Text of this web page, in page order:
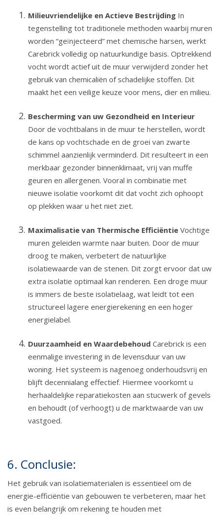
Milieuvriendelijke en Actieve Bestrijding In
tegenstelling tot traditionele methoden waarbij muren
worden “geïnjecteerd” met chemische harsen, werkt
Carebrick volledig op natuurkundige basis. Optrekkend
vocht wordt actief uit de muur verwijderd zonder het
gebruik van chemicaliën of schadelijke stoffen. Dit
maakt het een veilige keuze voor mens, dier en milieu.
Bescherming van uw Gezondheid en Interieur
Door de vochtbalans in de muur te herstellen, wordt
de kans op vochtschade en de groei van zwarte
schimmel aanzienlijk verminderd. Dit resulteert in een
merkbaar gezonder binnenklimaat, vrij van muffe
geuren en allergenen. Vooral in combinatie met
nieuwe isolatie voorkomt dit dat vocht zich ophoopt
op plekken waar u het niet ziet.
Maximalisatie van Thermische Efficiëntie Vochtige
muren geleiden warmte naar buiten. Door de muur
droog te maken, verbetert de natuurlijke
isolatiewaarde van de stenen. Dit zorgt ervoor dat uw
extra isolatie optimaal kan renderen. Een droge muur
is immers de beste isolatielaag, wat leidt tot een
structureel lagere energierekening en een hoger
energielabel.
Duurzaamheid en Waardebehoud Carebrick is een
eenmalige investering in de levensduur van uw
woning. Het systeem is nagenoeg onderhoudsvrij en
blijft decennialang effectief. Hiermee voorkomt u
herhaaldelijke reparatiekosten aan stucwerk of gevels
en behoudt (of verhoogt) u de marktwaarde van uw
vastgoed.
6. Conclusie:
Het gebruik van isolatiematerialen is essentieel om de
energie-efficiëntie van gebouwen te verbeteren, maar het
is even belangrijk om rekening te houden met